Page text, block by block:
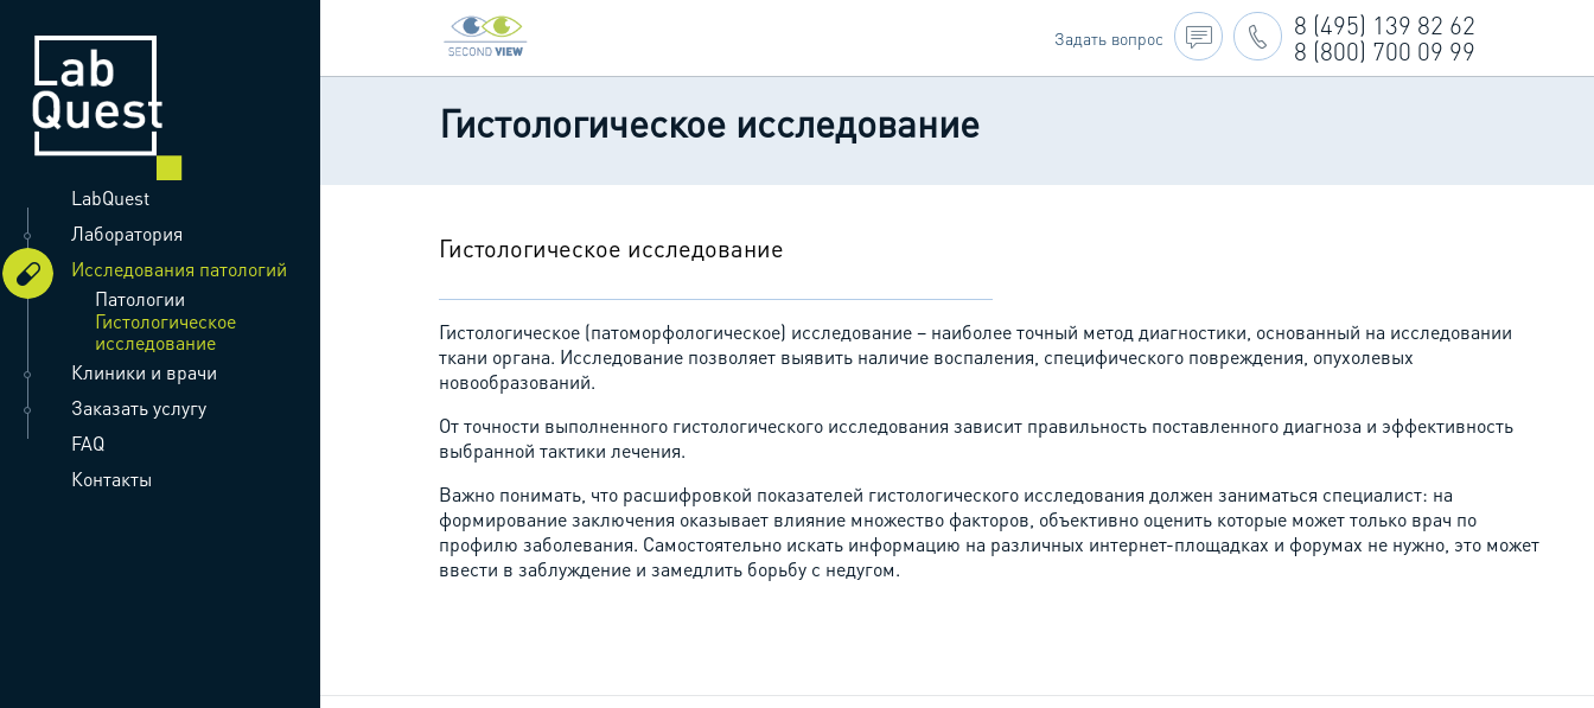
LabQuest
Лаборатория
Исследования патологий
Патологии
Гистологическое
исследование
Клиники и врачи
Заказать услугу
FAQ
Контакты
Задать вопрос
8 (495) 139 82 62
8 (800) 700 09 99
Гистологическое исследование
Гистологическое исследование
Гистологическое (патоморфологическое) исследование – наиболее точный метод диагностики, основанный на исследовании
ткани органа. Исследование позволяет выявить наличие воспаления, специфического повреждения, опухолевых
новообразований.
От точности выполненного гистологического исследования зависит правильность поставленного диагноза и эффективность
выбранной тактики лечения.
Важно понимать, что расшифровкой показателей гистологического исследования должен заниматься специалист: на
формирование заключения оказывает влияние множество факторов, объективно оценить которые может только врач по
профилю заболевания. Самостоятельно искать информацию на различных интернет-площадках и форумах не нужно, это может
ввести в заблуждение и замедлить борьбу с недугом.